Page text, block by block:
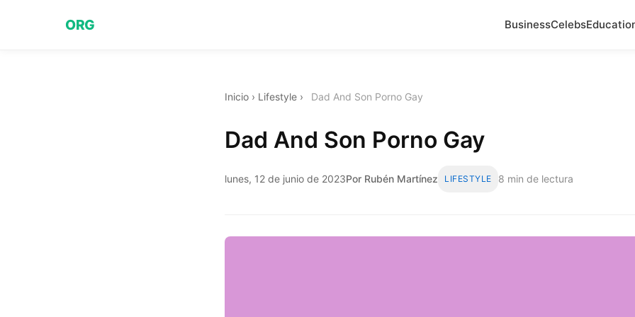
ORG BusinessCelebs
Inicio › Lifestyle › Dad And Son Porno Gay
Dad And Son Porno Gay
lunes, 12 de junio de 2023Por Rubén Martínez LIFESTYLE 8 min de lectura